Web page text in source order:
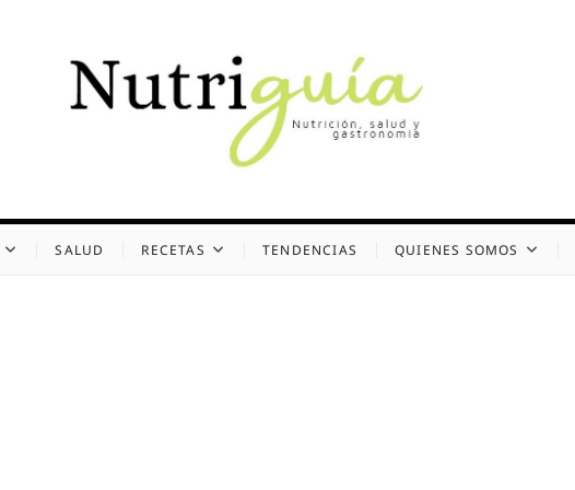
SALUD RECETAS TENDENCIAS QUIENES SOMOS